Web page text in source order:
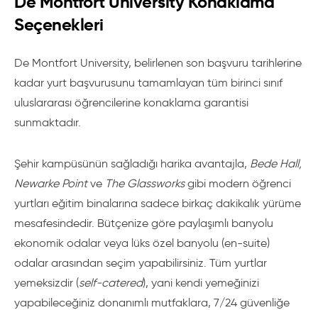
Seçenekleri
De Montfort University, belirlenen son başvuru tarihlerine
kadar yurt başvurusunu tamamlayan tüm birinci sınıf
uluslararası öğrencilerine konaklama garantisi
sunmaktadır.
Şehir kampüsünün sağladığı harika avantajla, Bede Hall,
Newarke Pointve The Glassworksgibi modern öğrenci
yurtları eğitim binalarına sadece birkaç dakikalık yürüme
mesafesindedir. Bütçenize göre paylaşımlı banyolu
ekonomik odalar veya lüks özel banyolu (en-suite)
odalar arasından seçim yapabilirsiniz. Tüm yurtlar
yemeksizdir (self-catered), yani kendi yemeğinizi
yapabileceğiniz donanımlı mutfaklara, 7/24 güvenliğe